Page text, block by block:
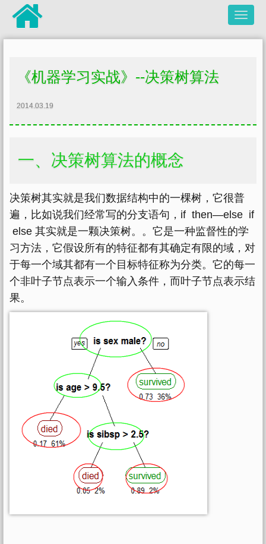
《机器学习实战》--决策树算法
2014.03.19
一、决策树算法的概念
决策树其实就是我们数据结构中的一棵树，它很普
遍，比如说我们经常写的分支语句，if then—else if
else 其实就是一颗决策树。。它是一种监督性的学
习方法，它假设所有的特征都有其确定有限的域，对
于每一个域其都有一个目标特征称为分类。它的每一
个非叶子节点表示一个输入条件，而叶子节点表示结
果。